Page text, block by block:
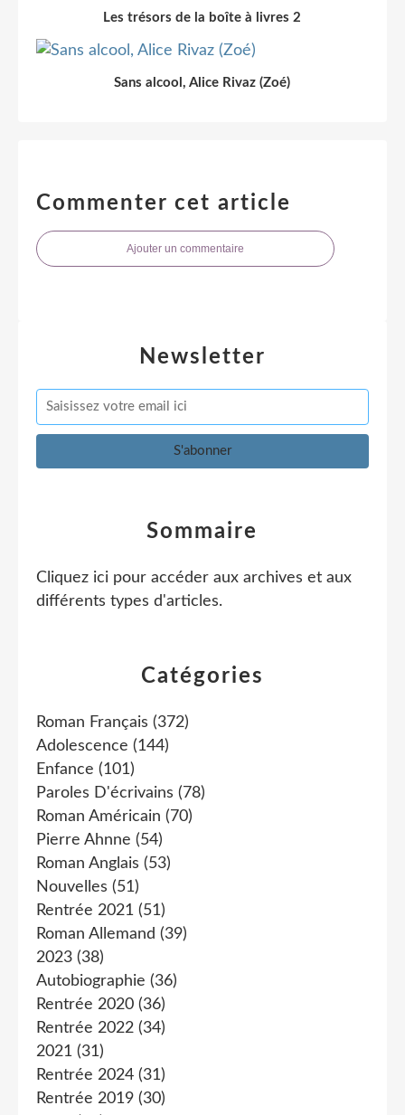
Les trésors de la boîte à livres 2
Sans alcool, Alice Rivaz (Zoé)
Commenter cet article
Ajouter un commentaire
Newsletter
Catégories
Roman Français (372)
Adolescence (144)
Enfance (101)
Paroles D'écrivains (78)
Roman Américain (70)
Pierre Ahnne (54)
Roman Anglais (53)
Nouvelles (51)
Rentrée 2021 (51)
Roman Allemand (39)
2023 (38)
Autobiographie (36)
Rentrée 2020 (36)
Rentrée 2022 (34)
2021 (31)
Rentrée 2024 (31)
Rentrée 2019 (30)
Sommaire
Cliquez ici pour accéder aux archives et aux
différents types d'articles.